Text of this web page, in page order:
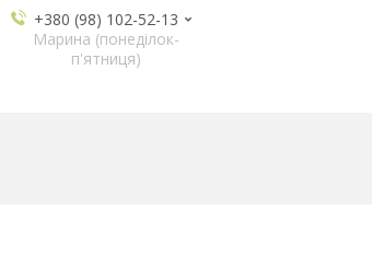
+380 (98) 102-52-13
Марина (понеділок-
п'ятниця)